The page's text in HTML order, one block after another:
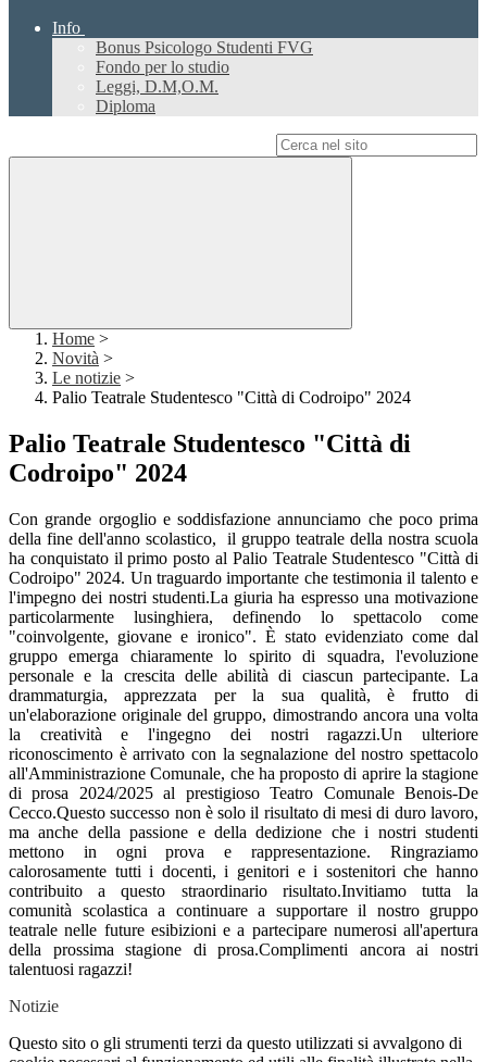
Info
Bonus Psicologo Studenti FVG
Fondo per lo studio
Leggi, D.M,O.M.
Diploma
Home >
Novità >
Le notizie >
Palio Teatrale Studentesco "Città di Codroipo" 2024
Palio Teatrale Studentesco "Città di
Codroipo" 2024
Con grande orgoglio e soddisfazione annunciamo che poco prima
della fine dell'anno scolastico, il gruppo teatrale della nostra scuola
ha conquistato il primo posto al Palio Teatrale Studentesco "Città di
Codroipo" 2024. Un traguardo importante che testimonia il talento e
l'impegno dei nostri studenti.La giuria ha espresso una motivazione
particolarmente lusinghiera, definendo lo spettacolo come
"coinvolgente, giovane e ironico". È stato evidenziato come dal
gruppo emerga chiaramente lo spirito di squadra, l'evoluzione
personale e la crescita delle abilità di ciascun partecipante. La
drammaturgia, apprezzata per la sua qualità, è frutto di
un'elaborazione originale del gruppo, dimostrando ancora una volta
la creatività e l'ingegno dei nostri ragazzi.Un ulteriore
riconoscimento è arrivato con la segnalazione del nostro spettacolo
all'Amministrazione Comunale, che ha proposto di aprire la stagione
di prosa 2024/2025 al prestigioso Teatro Comunale Benois-De
Cecco.Questo successo non è solo il risultato di mesi di duro lavoro,
ma anche della passione e della dedizione che i nostri studenti
mettono in ogni prova e rappresentazione. Ringraziamo
calorosamente tutti i docenti, i genitori e i sostenitori che hanno
contribuito a questo straordinario risultato.Invitiamo tutta la
comunità scolastica a continuare a supportare il nostro gruppo
teatrale nelle future esibizioni e a partecipare numerosi all'apertura
della prossima stagione di prosa.Complimenti ancora ai nostri
talentuosi ragazzi!
Notizie
Questo sito o gli strumenti terzi da questo utilizzati si avvalgono di